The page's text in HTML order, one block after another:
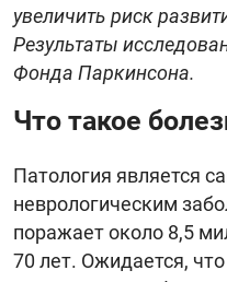
увеличить риск
Результаты
Фонда Паркинсона.
Что такое
Патология является
неврологическим
поражает около 8,5
70 лет. Ожидается,